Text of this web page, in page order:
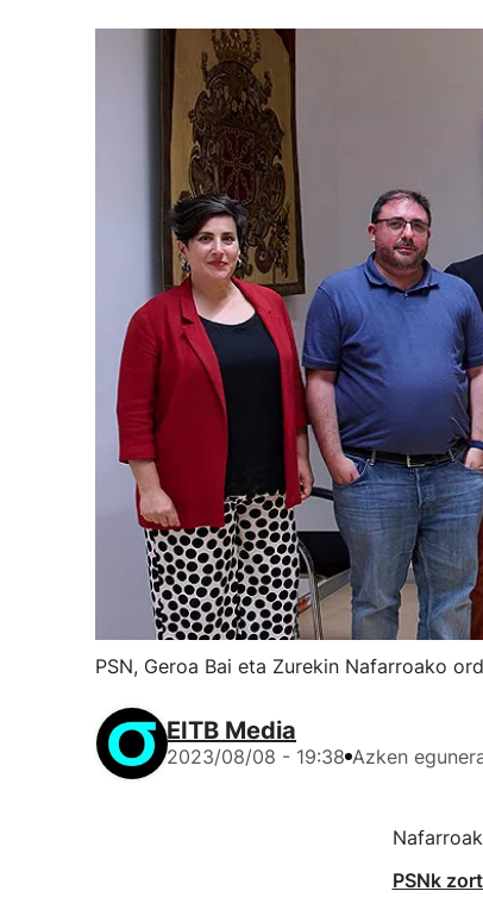
PSN, Geroa Bai eta Zurekin Nafarroako
EITB Media
2023/08/08 - 19:38 Azken
PSNk